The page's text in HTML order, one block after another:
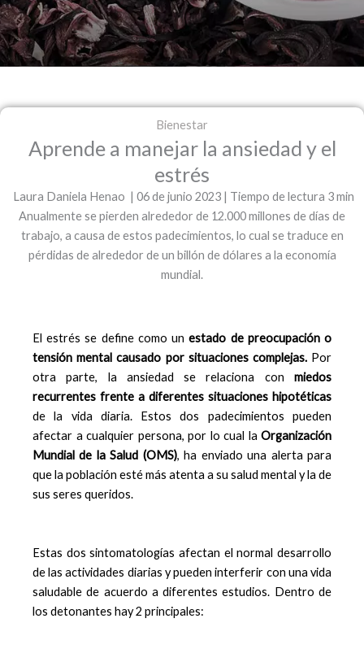
Bienestar
Aprende a manejar la ansiedad y el
estrés
Laura Daniela Henao | 06 de junio 2023 | Tiempo de lectura 3 min
Anualmente se pierden alrededor de 12.000 millones de días de
trabajo, a causa de estos padecimientos, lo cual se traduce en
pérdidas de alrededor de un billón de dólares a la economía
mundial.
El estrés se define como un estado de preocupación o
tensión mental causado por situaciones complejas.Por
otra parte, la ansiedad se relaciona con miedos
recurrentes frente a diferentes situaciones hipotéticas
de la vida diaria. Estos dos padecimientos pueden
afectar a cualquier persona, por lo cual la Organización
Mundial de la Salud (OMS), ha enviado una alerta para
que la población esté más atenta a su salud mental y la de
sus seres queridos.
Estas dos sintomatologías afectan el normal desarrollo
de las actividades diarias y pueden interferir con una vida
saludable de acuerdo a diferentes estudios. Dentro de
los detonantes hay 2 principales: